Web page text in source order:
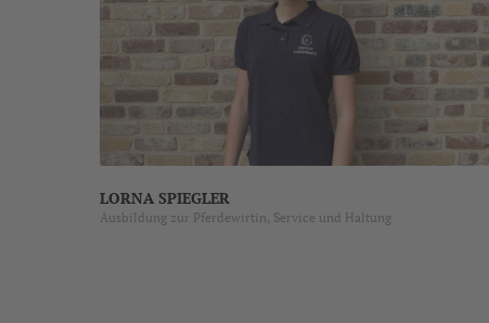
LORNA SPIEGLER
Ausbildung zur Pferdewirtin, Service und Haltung